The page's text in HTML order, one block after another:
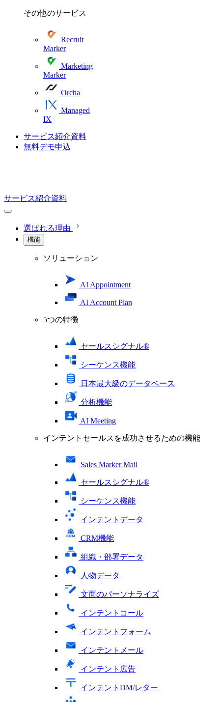
その他のサービス
Recruit
Marker
Marketing
Marker
Orcha
Managed
IX
サービス紹介資料
無料デモ申込
サービス紹介資料
選ばれる理由
機能
ソリューション
AI Appointment
AI Account Plan
5つの特徴
セールスシグナル®
シーケンス機能
日本最大級のデータベース
分析機能
AI Meeting
インテントセールスを成功させるための機能
Sales Marker Mail
セールスシグナル®
シーケンス機能
インテントデータ
CRM機能
組織・部署データ
人物データ
文面のパーソナライズ
インテントコール
インテントフォーム
インテントメール
インテント広告
インテントDM/レター